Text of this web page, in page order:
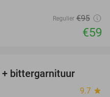
Regulier €95
€59
+ bittergarnituur
9.7 star